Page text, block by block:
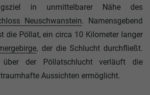
in unmittelbarer Nähe des
Neuschwanstein. Namensgebend
die Pöllat, ein circa 10 Kilometer langer
, der die Schlucht durchfließt.
der Pöllatschlucht verläuft die
Aussichten ermöglicht.